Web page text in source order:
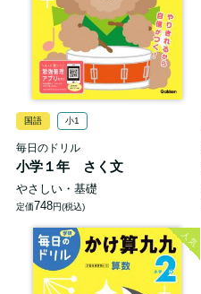
国語 小1
毎日のドリル
小学１年 さく文
やさしい・基礎
定価748円(税込)
人気